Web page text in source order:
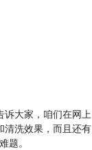
诉大家，咱们在网上
清洗效果，而且还有
题。